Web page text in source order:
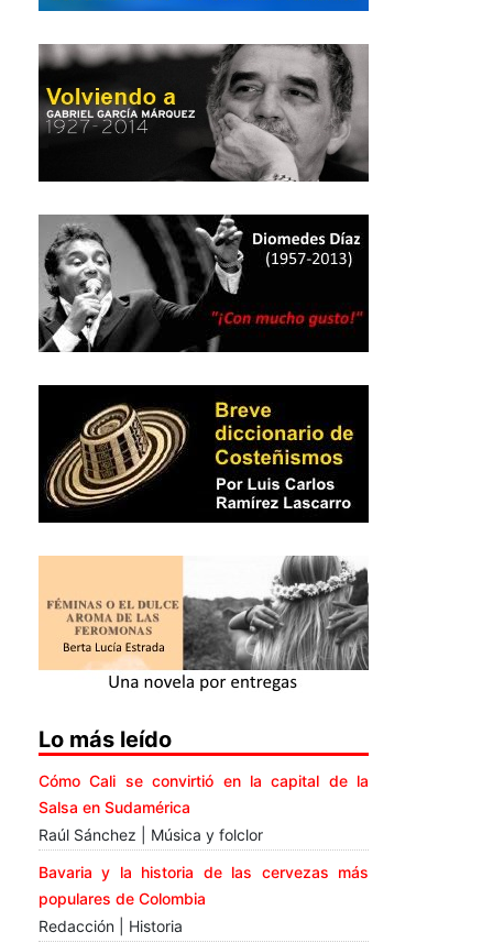
Lo más leído
Cómo Cali se convirtió en la capital de la
Salsa en Sudamérica
Raúl Sánchez | Música y folclor
Bavaria y la historia de las cervezas más
populares de Colombia
Redacción | Historia